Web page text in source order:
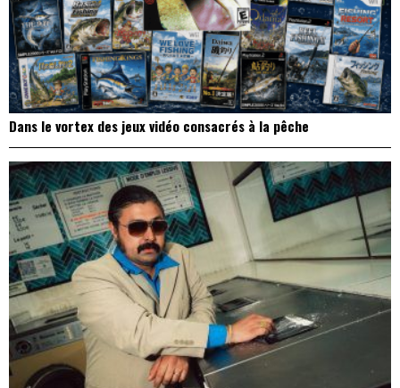
Dans le vortex des jeux vidéo consacrés à la pêche